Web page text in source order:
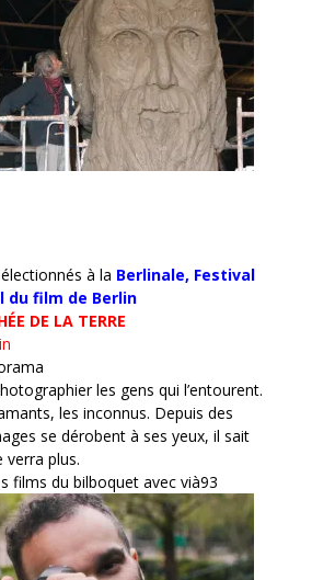
à la Berlinale, Festival
du film de Berlin
DE LA TERRE
les gens qui l’entourent.
les inconnus. Depuis des
se dérobent à ses yeux, il sait
verra plus.
films du bilboquet avec vià93